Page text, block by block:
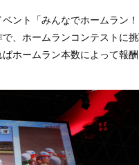
ント「みんなでホームラン
、ホームランコンテストに
ホームラン本数によって報